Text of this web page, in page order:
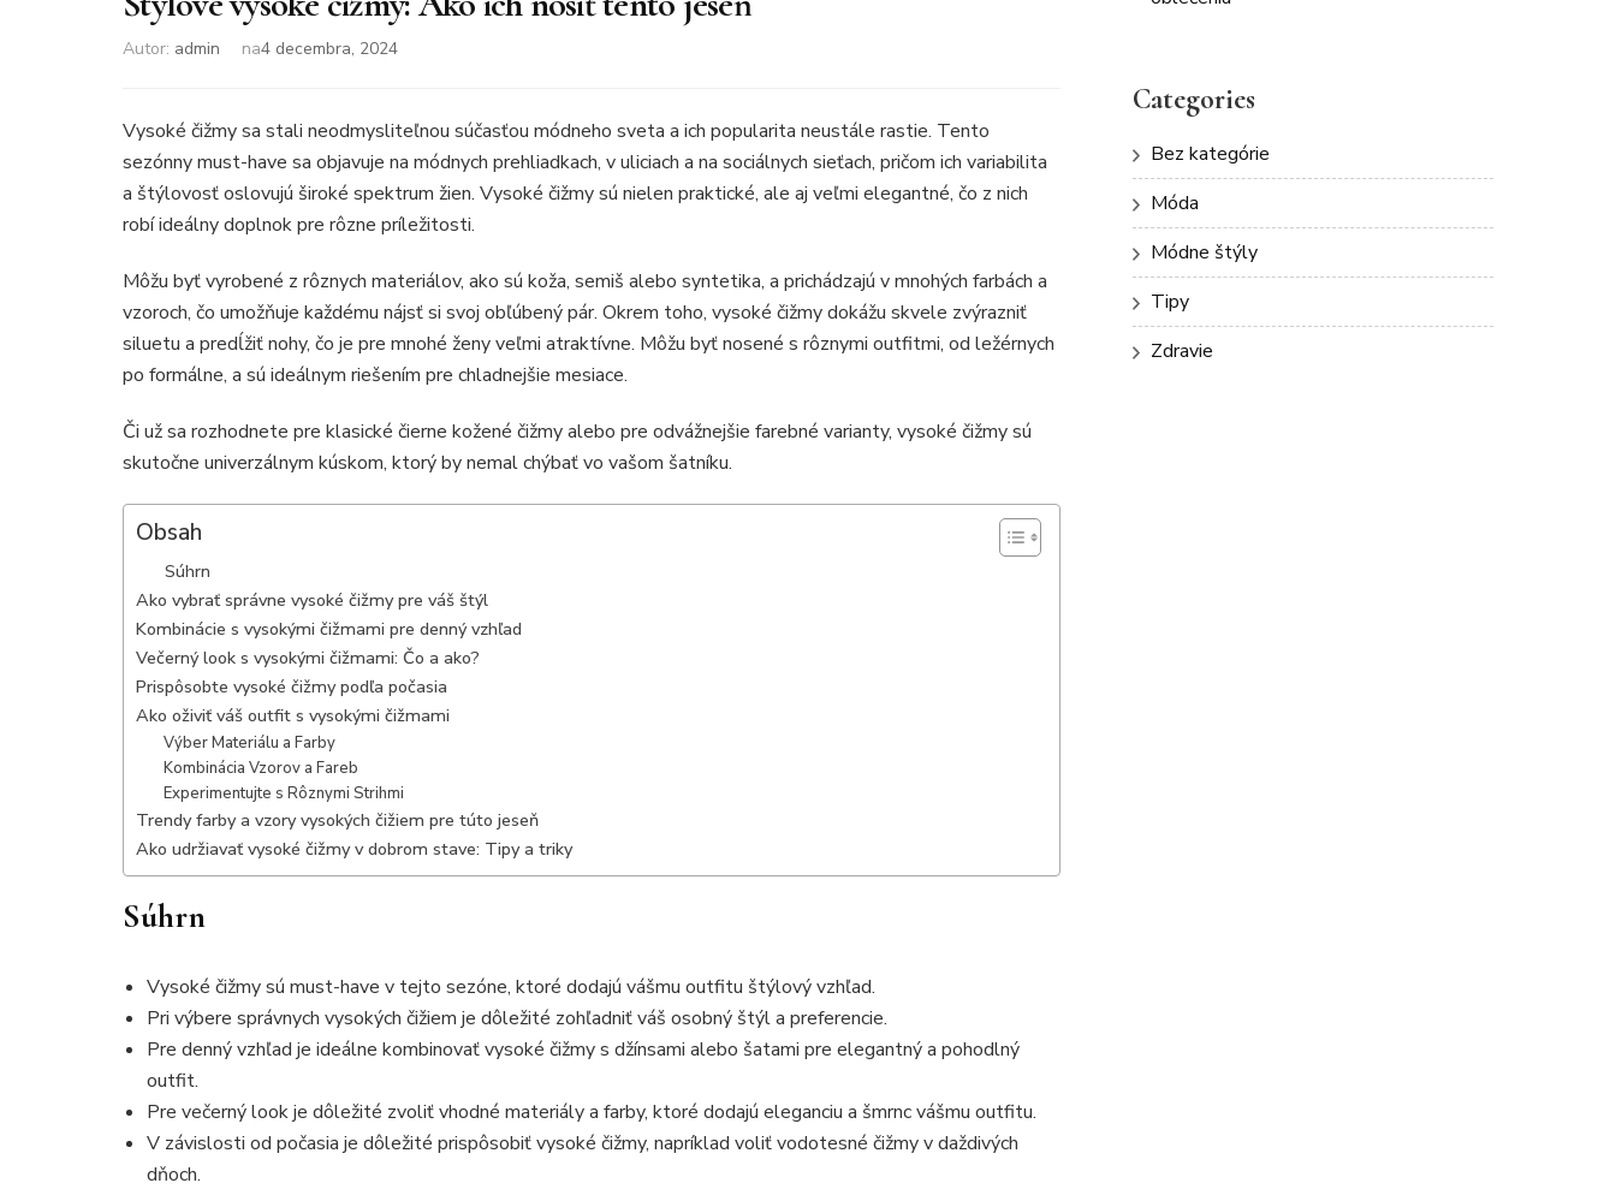
Autor: admin na4 decembra, 2024
Vysoké čižmy sa stali neodmysliteľnou súčasťou módneho sveta a ich popularita neustále rastie. Tento
sezónny must-have sa objavuje na módnych prehliadkach, v uliciach a na sociálnych sieťach, pričom ich variabilita
a štýlovosť oslovujú široké spektrum žien. Vysoké čižmy sú nielen praktické, ale aj veľmi elegantné, čo z nich
robí ideálny doplnok pre rôzne príležitosti.
Môžu byť vyrobené z rôznych materiálov, ako sú koža, semiš alebo syntetika, a prichádzajú v mnohých farbách a
vzoroch, čo umožňuje každému nájsť si svoj obľúbený pár. Okrem toho, vysoké čižmy dokážu skvele zvýrazniť
siluetu a predĺžiť nohy, čo je pre mnohé ženy veľmi atraktívne. Môžu byť nosené s rôznymi outfitmi, od ležérnych
po formálne, a sú ideálnym riešením pre chladnejšie mesiace.
Či už sa rozhodnete pre klasické čierne kožené čižmy alebo pre odvážnejšie farebné varianty, vysoké čižmy sú
skutočne univerzálnym kúskom, ktorý by nemal chýbať vo vašom šatníku.
Obsah
Súhrn
Ako vybrať správne vysoké čižmy pre váš štýl
Kombinácie s vysokými čižmami pre denný vzhľad
Večerný look s vysokými čižmami: Čo a ako?
Prispôsobte vysoké čižmy podľa počasia
Ako oživiť váš outfit s vysokými čižmami
Výber Materiálu a Farby
Kombinácia Vzorov a Fareb
Experimentujte s Rôznymi Strihmi
Trendy farby a vzory vysokých čižiem pre túto jeseň
Ako udržiavať vysoké čižmy v dobrom stave: Tipy a triky
Súhrn
Vysoké čižmy sú must-have v tejto sezóne, ktoré dodajú vášmu outfitu štýlový vzhľad.
Pri výbere správnych vysokých čižiem je dôležité zohľadniť váš osobný štýl a preferencie.
Pre denný vzhľad je ideálne kombinovať vysoké čižmy s džínsami alebo šatami pre elegantný a pohodlný
outfit.
Pre večerný look je dôležité zvoliť vhodné materiály a farby, ktoré dodajú eleganciu a šmrnc vášmu outfitu.
V závislosti od počasia je dôležité prispôsobiť vysoké čižmy, napríklad voliť vodotesné čižmy v daždivých
dňoch.
Categories
Bez kategórie
Móda
Módne štýly
Tipy
Zdravie